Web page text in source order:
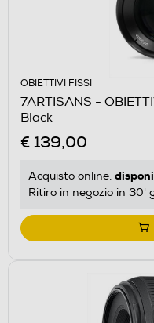
OBIETTIVI FISSI
7ARTISANS -
Black
€ 139,00
Acquisto online:
Ritiro in negozio in 30'